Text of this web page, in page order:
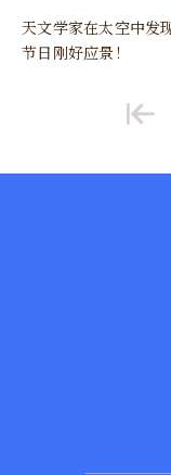
天文学家在太空中发
节日刚好应景！